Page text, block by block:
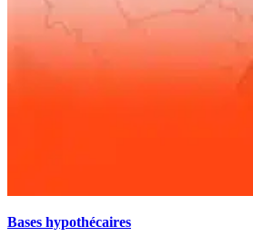
Bases hypothécaires